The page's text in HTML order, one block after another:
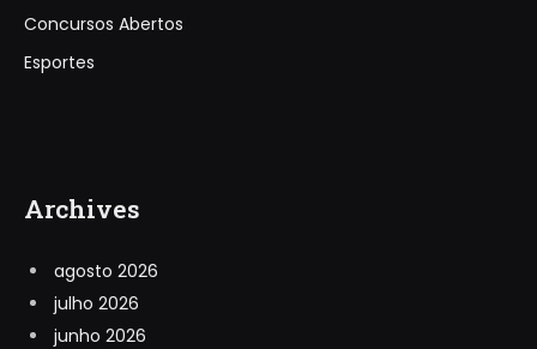
Concursos Abertos
Esportes
Archives
agosto 2026
julho 2026
junho 2026